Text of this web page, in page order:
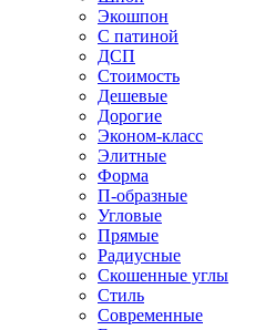
Экошпон
С патиной
ДСП
Стоимость
Дешевые
Дорогие
Эконом-класс
Элитные
Форма
П-образные
Угловые
Прямые
Радиусные
Скошенные углы
Стиль
Современные